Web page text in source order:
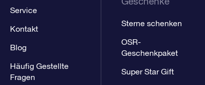
Service
Kontakt
Blog
Häufig Gestellte
Fragen
Sterne schenken
OSR-
Geschenkpaket
Super Star Gift